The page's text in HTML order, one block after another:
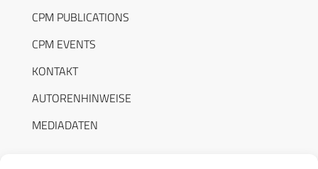
CPM PUBLICATIONS
CPM EVENTS
KONTAKT
AUTORENHINWEISE
MEDIADATEN